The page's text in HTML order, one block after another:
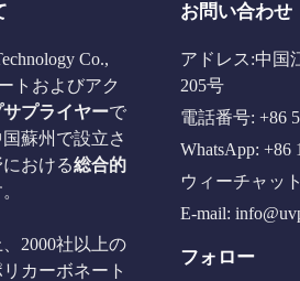
Co.,
トおよびアク
プライヤーで
蘇州で設立さ
おける総合的
2000社以上の
カーボネート
お問い合わせ
アドレス:中国
205号
電話番号: +86
WhatsApp: +86
ウィーチャッ
E-mail:
フォロー